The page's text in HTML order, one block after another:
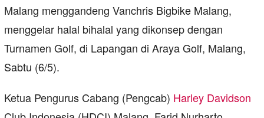
Malang menggandeng Vanchris Bigbike Malang,
menggelar halal bihalal yang dikonsep dengan
Turnamen Golf, di Lapangan di Araya Golf, Malang,
Sabtu (6/5).
Ketua Pengurus Cabang (Pengcab) Harley Davidson